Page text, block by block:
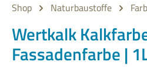
Shop Naturbaustoffe
Wertkalk
Fassadenfarbe |